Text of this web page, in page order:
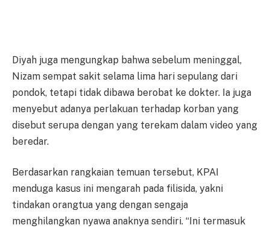
Diyah juga mengungkap bahwa sebelum meninggal,
Nizam sempat sakit selama lima hari sepulang dari
pondok, tetapi tidak dibawa berobat ke dokter. Ia juga
menyebut adanya perlakuan terhadap korban yang
disebut serupa dengan yang terekam dalam video yang
beredar.
Berdasarkan rangkaian temuan tersebut, KPAI
menduga kasus ini mengarah pada filisida, yakni
tindakan orangtua yang dengan sengaja
menghilangkan nyawa anaknya sendiri. “Ini termasuk